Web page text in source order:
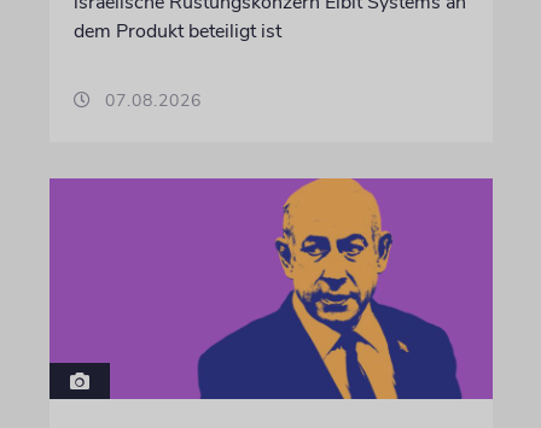
dem Produkt beteiligt ist
07.08.2026